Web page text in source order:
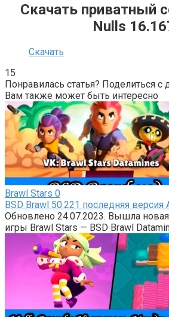
Скачать приватный
Nulls
Скачать
15
Понравилась статья? Поделиться с
Вам также может быть интересно
Brawl Stars 0
BSD Brawl 50.221 последняя
Обновлено 24.07.2023. Вышла
игры Brawl Stars — BSD Brawl